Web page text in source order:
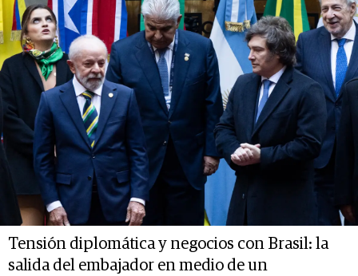
Tensión diplomática y negocios con Brasil: la
salida del embajador en medio de un